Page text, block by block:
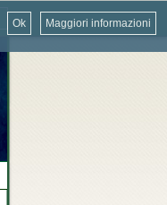
Maggiori informazioni
Ok